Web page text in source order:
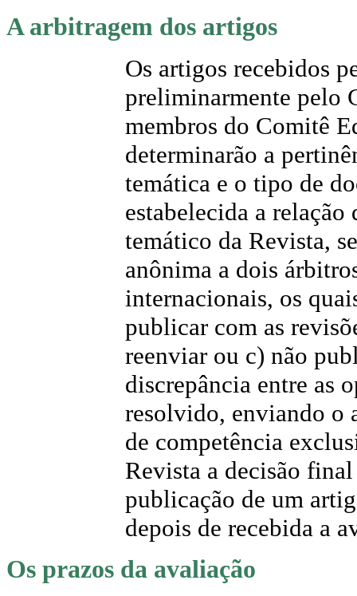
A arbitragem dos artigos
Os artigos recebidos
preliminarmente pelo
membros do Comitê
determinarão a
temática e o tipo de
estabelecida a
temático da Revista,
anônima a dois
internacionais, os
publicar com as
reenviar ou c) não
discrepância entre as
resolvido, enviando o
de competência
Revista a decisão
publicação de um
depois de recebida a
Os prazos da avaliação